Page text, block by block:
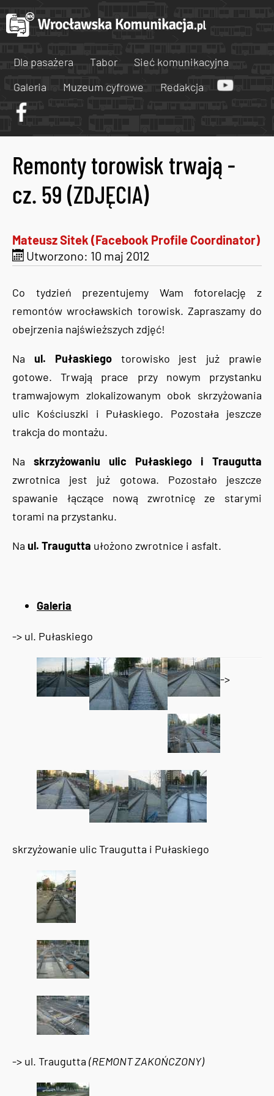
Dla pasażera Tabor
Sieć komunikacyjna
Galeria
Muzeum cyfrowe Redakcja
Remonty torowisk trwają -
cz. 59 (ZDJĘCIA)
Mateusz Sitek (Facebook Profile Coordinator)
Utworzono: 10 maj 2012
Co tydzień prezentujemy Wam fotorelację z
remontów wrocławskich torowisk. Zapraszamy do
obejrzenia najświeższych zdjęć!
Na ul. Pułaskiegotorowisko jest już prawie
gotowe. Trwają prace przy nowym przystanku
tramwajowym zlokalizowanym obok skrzyżowania
ulic Kościuszki i Pułaskiego. Pozostała jeszcze
trakcja do montażu.
Na skrzyżowaniu ulic Pułaskiego i Traugutta
zwrotnica jest już gotowa. Pozostało jeszcze
spawanie łączące nową zwrotnicę ze starymi
torami na przystanku.
Na ul. Traugutta ułożono zwrotnice i asfalt.
Galeria
-> ul. Pułaskiego
->
skrzyżowanie ulic Traugutta i Pułaskiego
-> ul. Traugutta (REMONT ZAKOŃCZONY)